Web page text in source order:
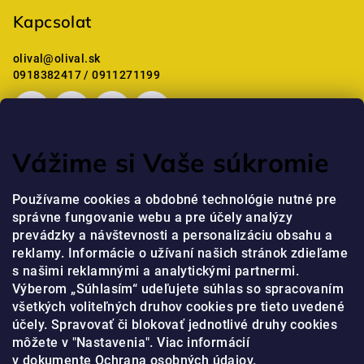
Vážime si Vaše súkromie
Používame cookies a obdobné technológie nutné pre
správne fungovanie webu a pre účely analýzy
prevádzky a návštevnosti a personalizáciu obsahu a
reklamy. Informácie o užívaní našich stránok zdieľame
s našimi reklamnými a analytickými partnermi.
Výberom „Súhlasím“ udeľujete súhlas so spracovaním
všetkých voliteľných druhov cookies pre tieto uvedené
účely. Spravovať či blokovať jednotlivé druhy cookies
môžete v "Nastavenia". Viac informácií
v dokumente Ochrana osobných údajov.
Kapcsolat
olival@olival.sk
0918382417 / 0911271199
A termék értékelése 5-ből 5 csillag.
| jaja
Online fizetési lehetőséget biztosítunk